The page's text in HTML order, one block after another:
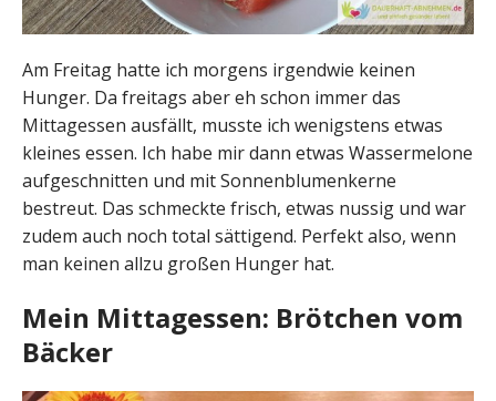
Am Freitag hatte ich morgens irgendwie keinen
Hunger. Da freitags aber eh schon immer das
Mittagessen ausfällt, musste ich wenigstens etwas
kleines essen. Ich habe mir dann etwas Wassermelone
aufgeschnitten und mit Sonnenblumenkerne
bestreut. Das schmeckte frisch, etwas nussig und war
zudem auch noch total sättigend. Perfekt also, wenn
man keinen allzu großen Hunger hat.
Mein Mittagessen: Brötchen vom
Bäcker